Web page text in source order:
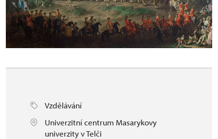
Vzdělávání
Univerzitní centrum Masarykovy
univerzity v Telči